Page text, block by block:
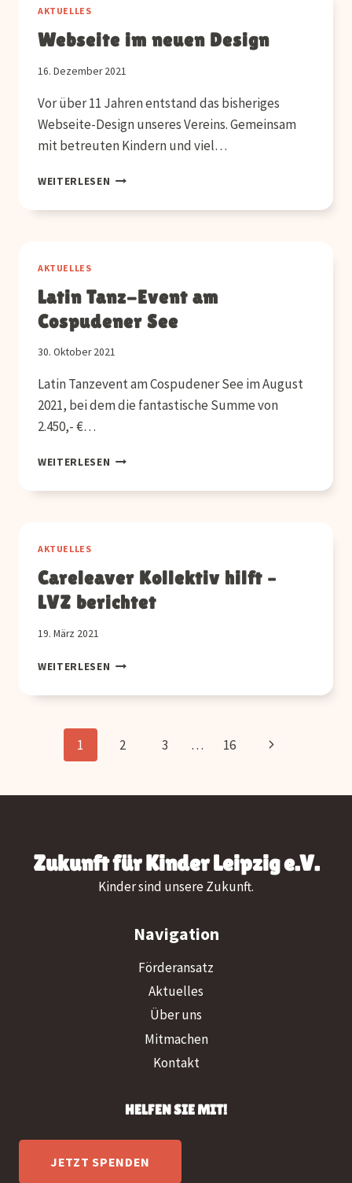
AKTUELLES
Webseite im neuen Design
16. Dezember 2021
Vor über 11 Jahren entstand das bisheriges
Webseite-Design unseres Vereins. Gemeinsam
mit betreuten Kindern und viel…
WEITERLESEN WEBSEITE
NEUEN
AKTUELLES
Latin Tanz-Event am
Cospudener See
30. Oktober 2021
Latin Tanzevent am Cospudener See im August
2021, bei dem die fantastische Summe von
2.450,- €…
WEITERLESEN LATIN
EVENT
AKTUELLES
Careleaver Kollektiv hilft –
LVZ berichtet
19. März 2021
WEITERLESEN CARELEAVER
HILFT
BERICHTET
Seitennavigation
1 2 3 … 16
Nächste
Zukunft für Kinder Leipzig e.V.
Kinder sind unsere Zukunft.
Navigation
Förderansatz
Aktuelles
Über uns
Mitmachen
Kontakt
HELFEN SIE MIT!
JETZT SPENDEN